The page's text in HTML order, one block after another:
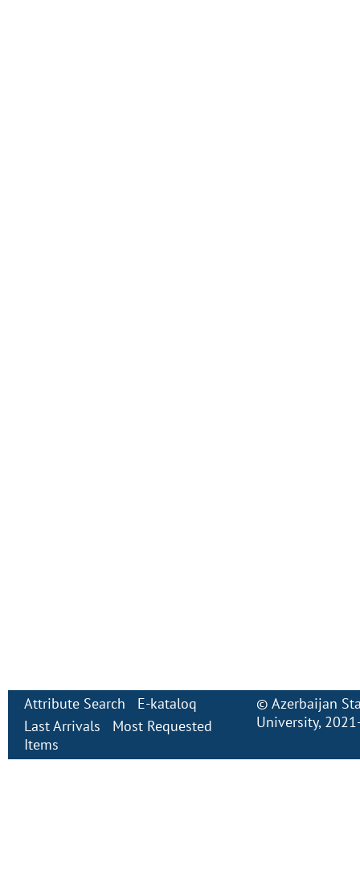
Attribute Search
E-kataloq
Last Arrivals
Most Requested
Items
© Azerbaijan
University,